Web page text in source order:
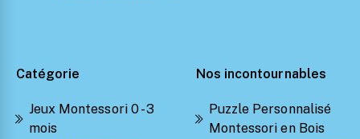
Catégorie
Jeux Montessori 0 - 3
mois
Nos incontournables
Puzzle Personnalisé
Montessori en Bois